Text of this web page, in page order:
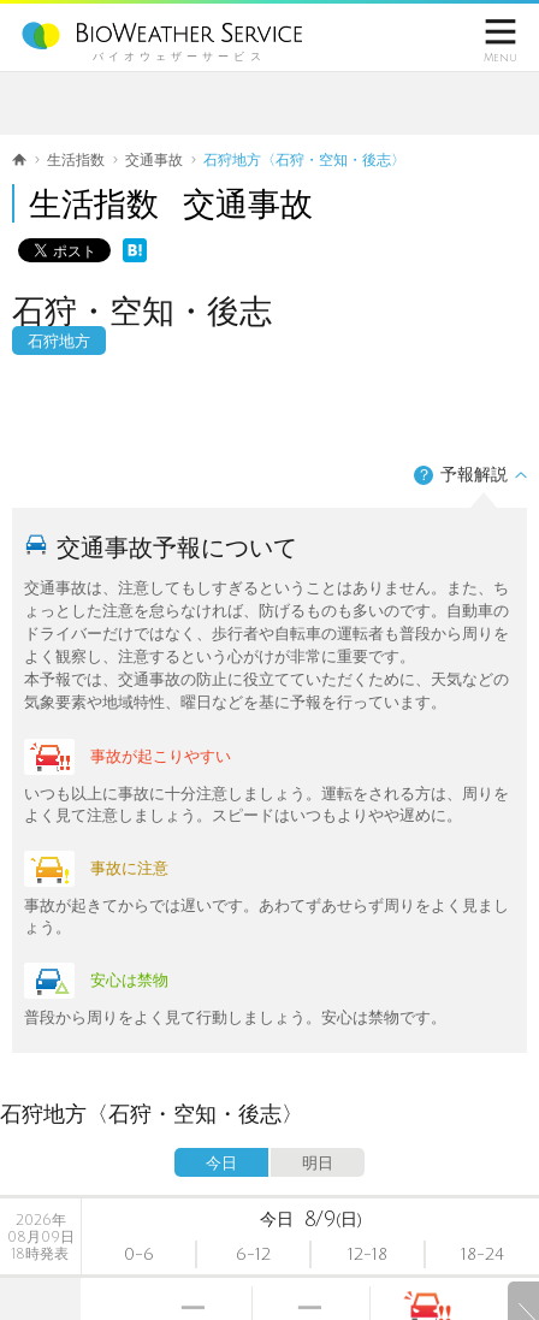
バイオウェザーサービス

Menu
生活指数 交通事故 石狩地方〈石狩・空知・後志〉
生活指数 交通事故
石狩・空知・後志
石狩地方
？ 予報解説
交通事故予報について
交通事故は、注意してもしすぎるということはありません。また、ち
ょっとした注意を怠らなければ、防げるものも多いのです。自動車の
ドライバーだけではなく、歩行者や自転車の運転者も普段から周りを
よく観察し、注意するという心がけが非常に重要です。
本予報では、交通事故の防止に役立てていただくために、天気などの
気象要素や地域特性、曜日などを基に予報を行っています。
事故が起こりやすい
いつも以上に事故に十分注意しましょう。運転をされる方は、周りを
よく見て注意しましょう。スピードはいつもよりやや遅めに。
事故に注意
事故が起きてからでは遅いです。あわてずあせらず周りをよく見まし
ょう。
安心は禁物
普段から周りをよく見て行動しましょう。安心は禁物です。
石狩地方〈石狩・空知・後志〉
今日 明日
2026年
08月09日
18時発表
今日 8/9(日)
0-6
6-12 12-18 18-24